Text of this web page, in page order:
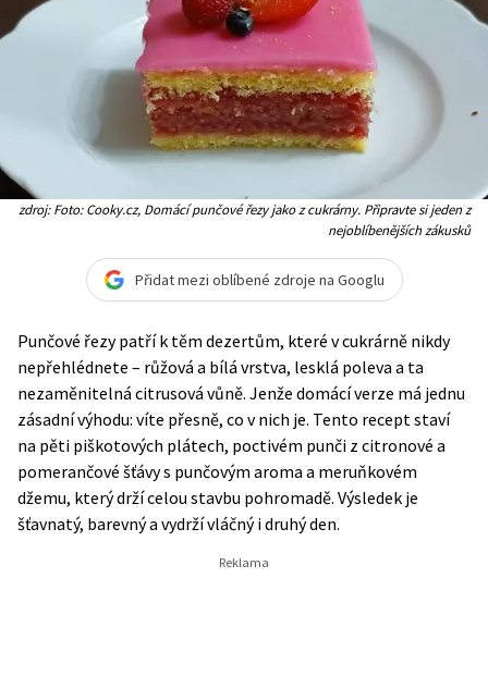
zdroj: Foto: Cooky.cz, Domácí punčové řezy jako z cukrárny. Připravte si jeden z
nejoblíbenějších zákusků
Přidat mezi oblíbené zdroje na Googlu
Punčové řezy patří k těm dezertům, které v cukrárně nikdy
nepřehlédnete – růžová a bílá vrstva, lesklá poleva a ta
nezaměnitelná citrusová vůně. Jenže domácí verze má jednu
zásadní výhodu: víte přesně, co v nich je. Tento recept staví
na pěti piškotových plátech, poctivém punči z citronové a
pomerančové šťávy s punčovým aroma a meruňkovém
džemu, který drží celou stavbu pohromadě. Výsledek je
šťavnatý, barevný a vydrží vláčný i druhý den.